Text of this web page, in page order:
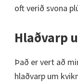
oft verið svona
Hlaðvarp
Það er vert að
hlaðvarp um